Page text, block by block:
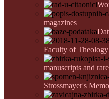
magazines
Faculty of Theology
manuscripts and
Strossmayer's